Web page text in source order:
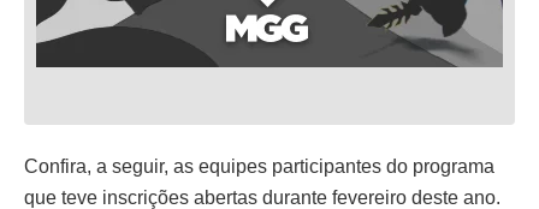
Confira, a seguir, as equipes participantes do programa
que teve inscrições abertas durante fevereiro deste ano.